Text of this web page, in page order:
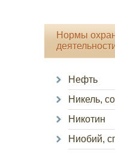
Нормы
Нефть
Никель,
Никотин
Ниобий,